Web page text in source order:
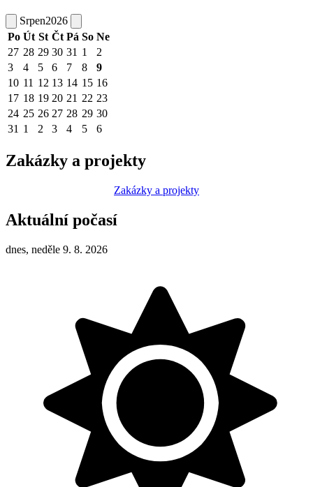
Srpen2026
Po Út St Čt Pá So Ne
27 28 29 30 31 1
2
3
4 5 6 7 8
9
10 11 12 13 14 15 16
17 18 19 20 21 22 23
24 25 26 27 28 29 30
31 1 2 3 4 5 6
Zakázky a projekty
Zakázky a projekty
Aktuální počasí
dnes, neděle 9. 8. 2026